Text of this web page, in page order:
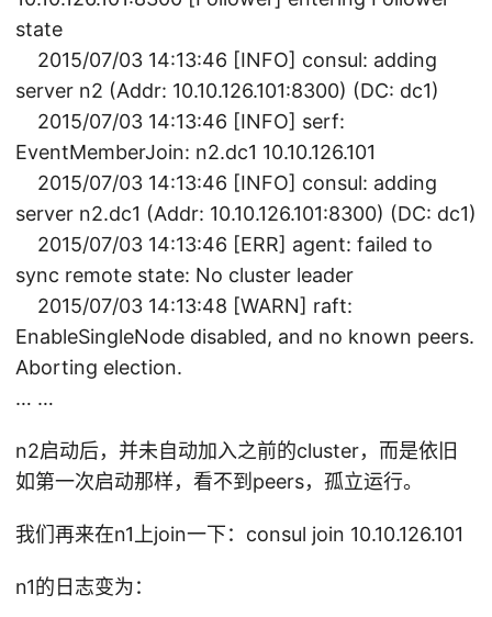
state
2015/07/03 14:13:46 [INFO] consul: adding
server n2 (Addr: 10.10.126.101:8300) (DC: dc1)
2015/07/03 14:13:46 [INFO] serf:
EventMemberJoin: n2.dc1 10.10.126.101
2015/07/03 14:13:46 [INFO] consul: adding
server n2.dc1 (Addr: 10.10.126.101:8300) (DC: dc1)
2015/07/03 14:13:46 [ERR] agent: failed to
sync remote state: No cluster leader
2015/07/03 14:13:48 [WARN] raft:
EnableSingleNode disabled, and no known peers.
Aborting election.
… …
n2启动后，并未自动加入之前的cluster，而是依旧
如第一次启动那样，看不到peers，孤立运行。
我们再来在n1上join一下：consul join 10.10.126.101
n1的日志变为：